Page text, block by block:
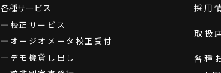
各種サービス
校正サービス
オージオメータ校正受付
デモ機貸し出し
採用
取扱
各種